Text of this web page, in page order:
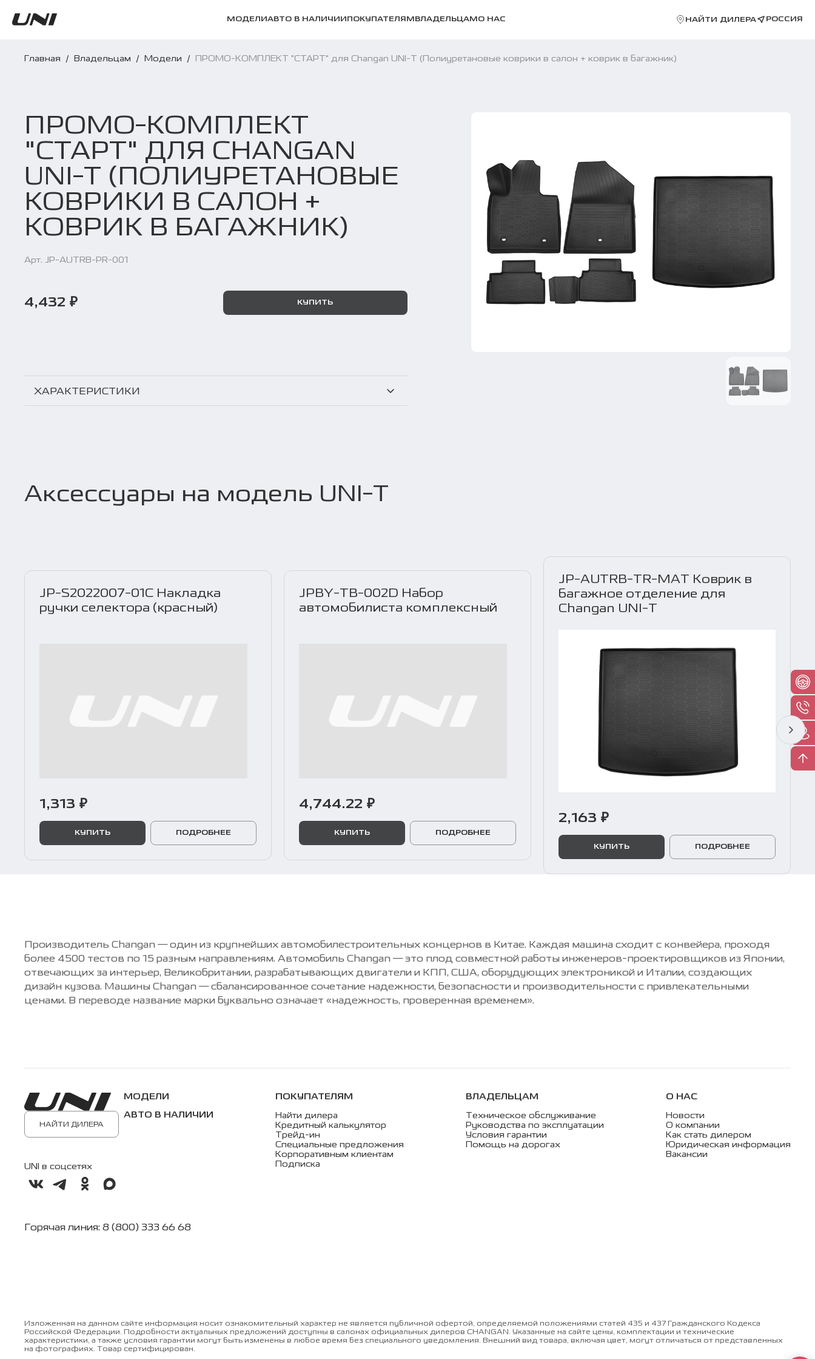
МОДЕЛИАВТО В НАЛИЧИИПОКУПАТЕЛЯМВЛАДЕЛЬЦАМО НАС НАЙТИ ДИЛЕРА РОССИЯ
Главная / Владельцам / Модели / ПРОМО-КОМПЛЕКТ "СТАРТ" для Changan UNI-T (Полиуретановые коврики в салон + коврик в багажник)
ПРОМО-КОМПЛЕКТ
"СТАРТ" ДЛЯ CHANGAN
UNI-T (ПОЛИУРЕТАНОВЫЕ
КОВРИКИ В САЛОН +
КОВРИК В БАГАЖНИК)
Арт. JP-AUTRB-PR-001
4,432 ₽ КУПИТЬ
ХАРАКТЕРИСТИКИ
Аксессуары на модель UNI-T
JP-S2022007-01C Накладка
ручки селектора (красный)
1,313 ₽
КУПИТЬ ПОДРОБНЕЕ
JPBY-TB-002D Набор
автомобилиста комплексный
4,744.22 ₽
КУПИТЬ ПОДРОБНЕЕ
JP-AUTRB-TR-MAT Коврик в
багажное отделение для
Changan UNI-T
2,163 ₽
КУПИТЬ ПОДРОБНЕЕ
Производитель Changan — один из крупнейших автомобилестроительных концернов в Китае. Каждая машина сходит с конвейера, проходя
более 4500 тестов по 15 разным направлениям. Автомобиль Changan — это плод совместной работы инженеров-проектировщиков из Японии,
отвечающих за интерьер, Великобритании, разрабатывающих двигатели и КПП, США, оборудующих электроникой и Италии, создающих
дизайн кузова. Машины Changan — сбалансированное сочетание надежности, безопасности и производительности с привлекательными
ценами. В переводе название марки буквально означает «надежность, проверенная временем».
НАЙТИ ДИЛЕРА
UNI в соцсетях
МОДЕЛИ
АВТО В НАЛИЧИИ
ПОКУПАТЕЛЯМ
Найти дилера
Кредитный калькулятор
Трейд-ин
Специальные предложения
Корпоративным клиентам
Подписка
ВЛАДЕЛЬЦАМ
Техническое обслуживание
Руководства по эксплуатации
Условия гарантии
Помощь на дорогах
О НАС
Новости
О компании
Как стать дилером
Юридическая информация
Вакансии
Горячая линия: 8 (800) 333 66 68
Изложенная на данном сайте информация носит ознакомительный характер не является публичной офертой, определяемой положениями статей 435 и 437 Гражданского Кодекса
Российской Федерации. Подробности актуальных предложений доступны в салонах официальных дилеров CHANGAN. Указанные на сайте цены, комплектации и технические
характеристики, а также условия гарантии могут быть изменены в любое время без специального уведомления. Внешний вид товара, включая цвет, могут отличаться от представленных
на фотографиях. Товар сертифицирован.